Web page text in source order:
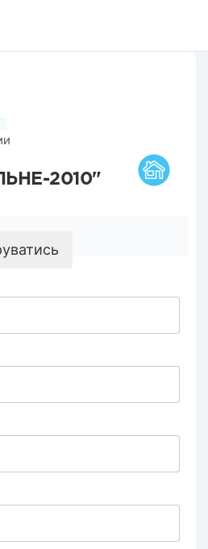
2010"